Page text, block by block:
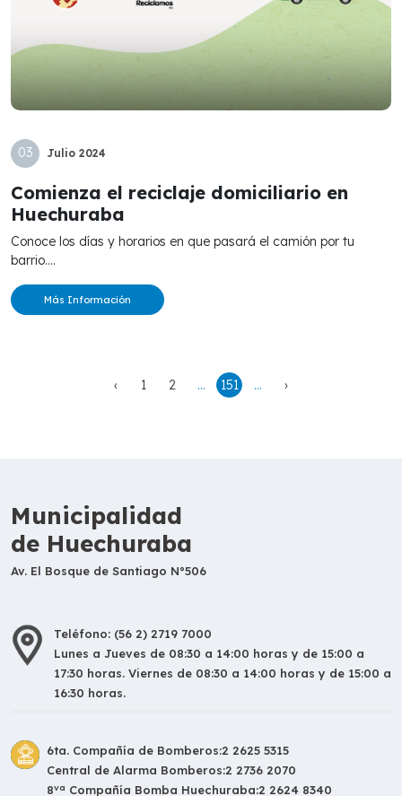
03 Julio 2024
Comienza el reciclaje domiciliario en
Huechuraba
Conoce los días y horarios en que pasará el camión por tu
barrio....
Más Información
‹ 1 2 ... 151 ... ›
Municipalidad
de Huechuraba
Av. El Bosque de Santiago N°506
Teléfono: (56 2) 2719 7000
Lunes a Jueves de 08:30 a 14:00 horas y de 15:00 a
17:30 horas. Viernes de 08:30 a 14:00 horas y de 15:00 a
16:30 horas.
6ta. Compañía de Bomberos:2 2625 5315
Central de Alarma Bomberos:2 2736 2070
8va Compañía Bomba Huechuraba:2 2624 8340